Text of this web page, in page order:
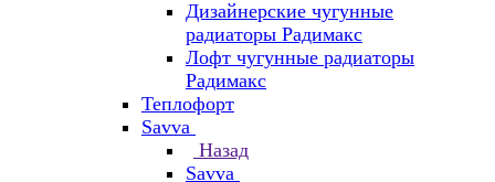
Дизайнерские чугунные
радиаторы Радимакс
Лофт чугунные радиаторы
Радимакс
Теплофорт
Savva
Назад
Savva